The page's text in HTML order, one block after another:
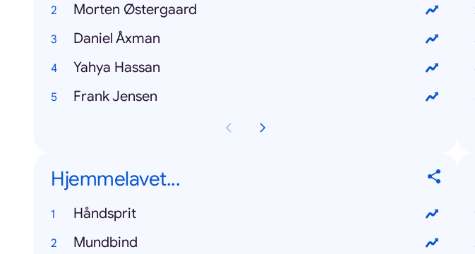
Morten Østergaard
Daniel Åxman
Yahya Hassan
Frank Jensen
Hjemmelavet...
Håndsprit
Mundbind